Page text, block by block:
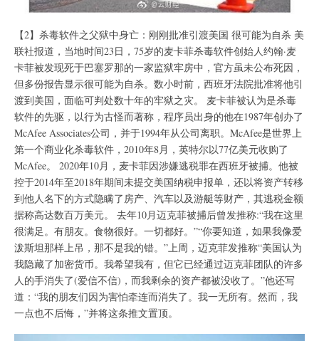
【2】杀毒软件之父狱中身亡：刚刚批准引渡美国 很可能为自杀 美
联社报道，当地时间23日，75岁的麦卡菲杀毒软件创始人约翰·麦
卡菲被发现死于巴塞罗那的一家监狱牢房中，官方虽未公布死因，
但多份报告显示很可能为自杀。数小时前，西班牙法院批准将他引
渡到美国，面临可判处数十年的牢狱之灾。 麦卡菲被认为是杀毒
软件的先驱，以行为古怪而著称，程序员出身的他在1987年创办了
McAfee Associates公司，并于1994年从公司离职。McAfee是世界上
第一个商业化杀毒软件，2010年8月，英特尔以77亿美元收购了
McAfee。 2020年10月，麦卡菲因涉嫌逃税罪在西班牙被捕。他被
控于2014年至2018年期间未提交美国纳税申报单，还以将资产转移
到他人名下的方式隐瞒了房产、汽车以及游艇等财产，其逃税金额
据称高达数百万美元。 去年10月迈克菲被捕后曾发推称:“我在这里
很满足。有朋友。食物很好。一切都好。”“你要知道，如果我像爱
泼斯坦那样上吊，那不是我的错。”上周，迈克菲发推称“美国认为
我隐藏了加密货币。我希望我有，但它已经通过迈克菲团队的许多
人的手消失了(爱信不信)，而我剩余的资产都被没收了。”他还写
道：“我的朋友们因为害怕牵连而消失了。我一无所有。然而，我
一点也不后悔，”并将这条推文置顶。